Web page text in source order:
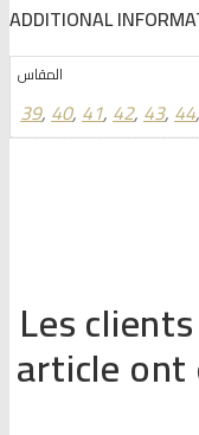
ADDITIONAL
المقاس
39,40,41,42,43,44,
Les
article